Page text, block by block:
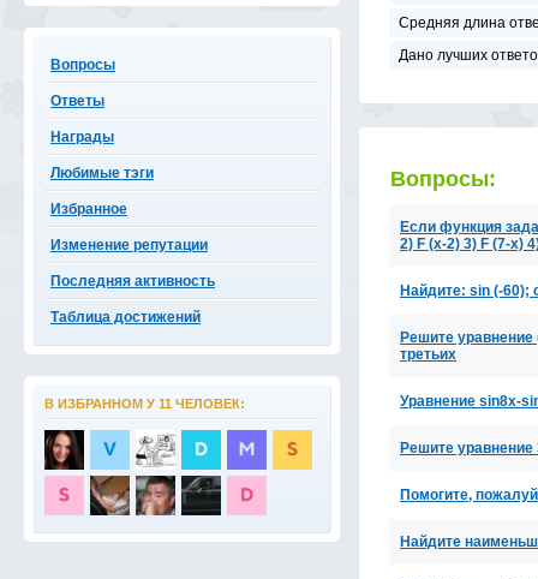
Вопросы
Ответы
Награды
Любимые тэги
Избранное
Изменение репутации
Последняя активность
Таблица достижений
В ИЗБРАННОМ У 11 ЧЕЛОВЕК:
Средняя длина
Дано лучших
Вопросы:
Если функция
2) F (x-2) 3) F (7-x)
Найдите: sin (-60);
Решите
третьих
Уравнение sin8x-
Решите уравнение
Помогите,
Найдите